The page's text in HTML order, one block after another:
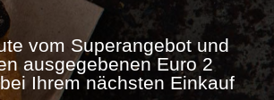
vom Superangebot und
ausgegebenen Euro 2
Ihrem nächsten Einkauf